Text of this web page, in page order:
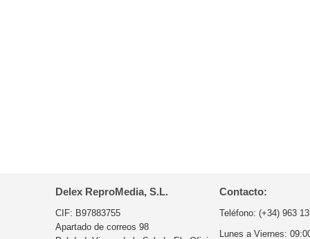
Delex ReproMedia, S.L.
CIF: B97883755
Apartado de correos 98
Contacto:
Teléfono: (+34) 963
Lunes a Viernes: